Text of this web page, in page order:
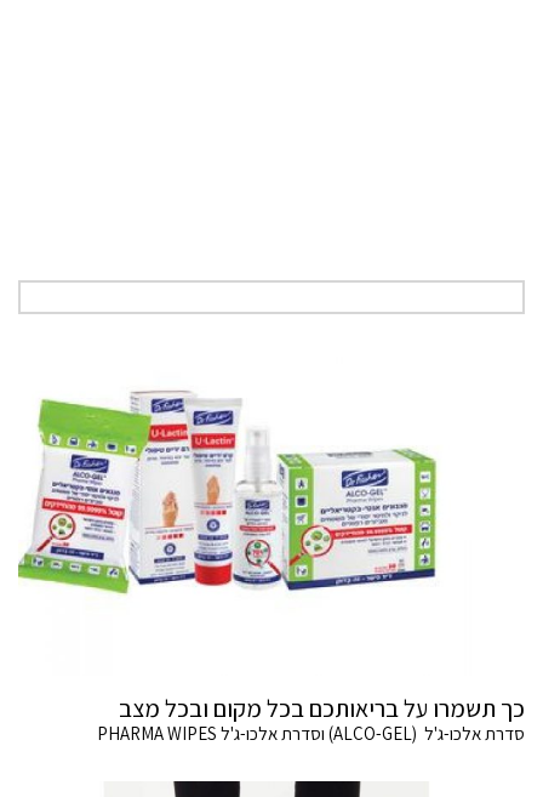
כך תשמרו על בריאותכם בכל מקום ובכל מצב
סדרת אלכו-ג'ל (ALCO-GEL) וסדרת אלכו-ג'ל PHARMA WIPES